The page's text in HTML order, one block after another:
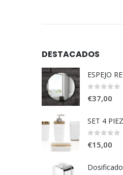
DESTACADOS
ESPEJO
€37,00
SET 4
€15,00